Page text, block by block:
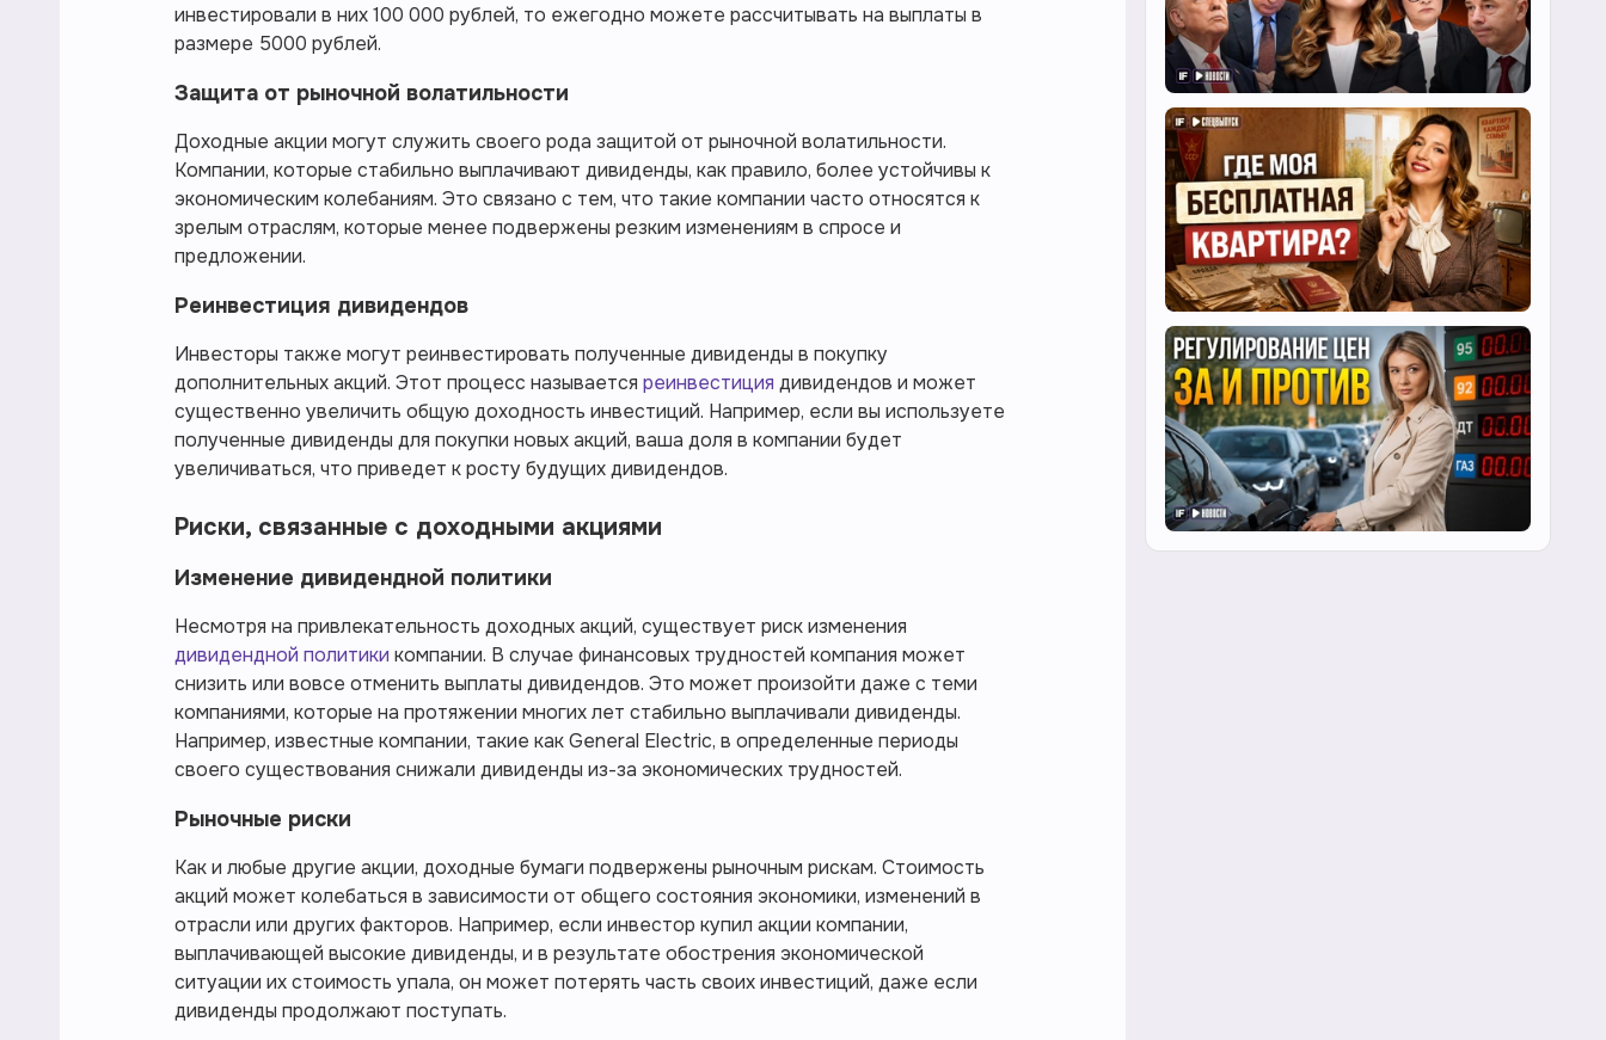
инвестировали в них 100 000 рублей, то ежегодно можете рассчитывать на выплаты в
размере 5000 рублей.
Защита от рыночной волатильности
Доходные акции могут служить своего рода защитой от рыночной волатильности.
Компании, которые стабильно выплачивают дивиденды, как правило, более устойчивы к
экономическим колебаниям. Это связано с тем, что такие компании часто относятся к
зрелым отраслям, которые менее подвержены резким изменениям в спросе и
предложении.
Реинвестиция дивидендов
Инвесторы также могут реинвестировать полученные дивиденды в покупку
дополнительных акций. Этот процесс называется реинвестиция дивидендов и может
существенно увеличить общую доходность инвестиций. Например, если вы используете
полученные дивиденды для покупки новых акций, ваша доля в компании будет
увеличиваться, что приведет к росту будущих дивидендов.
Риски, связанные с доходными акциями
Изменение дивидендной политики
Несмотря на привлекательность доходных акций, существует риск изменения
дивидендной политики компании. В случае финансовых трудностей компания может
снизить или вовсе отменить выплаты дивидендов. Это может произойти даже с теми
компаниями, которые на протяжении многих лет стабильно выплачивали дивиденды.
Например, известные компании, такие как General Electric, в определенные периоды
своего существования снижали дивиденды из-за экономических трудностей.
Рыночные риски
Как и любые другие акции, доходные бумаги подвержены рыночным рискам. Стоимость
акций может колебаться в зависимости от общего состояния экономики, изменений в
отрасли или других факторов. Например, если инвестор купил акции компании,
выплачивающей высокие дивиденды, и в результате обострения экономической
ситуации их стоимость упала, он может потерять часть своих инвестиций, даже если
дивиденды продолжают поступать.